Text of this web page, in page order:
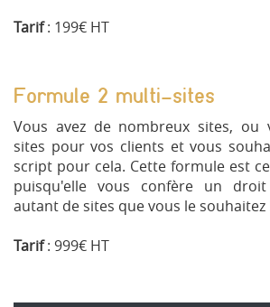
Tarif: 199€ HT
Formule 2 multi-sites
Vous avez de nombreux sites, ou
sites pour vos clients et vous
script pour cela. Cette formule est
puisqu'elle vous confère un
autant de sites que vous le souhaitez
Tarif: 999€ HT